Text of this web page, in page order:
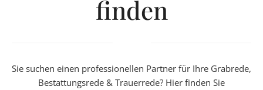
finden
Sie suchen einen professionellen Partner für Ihre Grabrede,
Bestattungsrede & Trauerrede? Hier finden Sie